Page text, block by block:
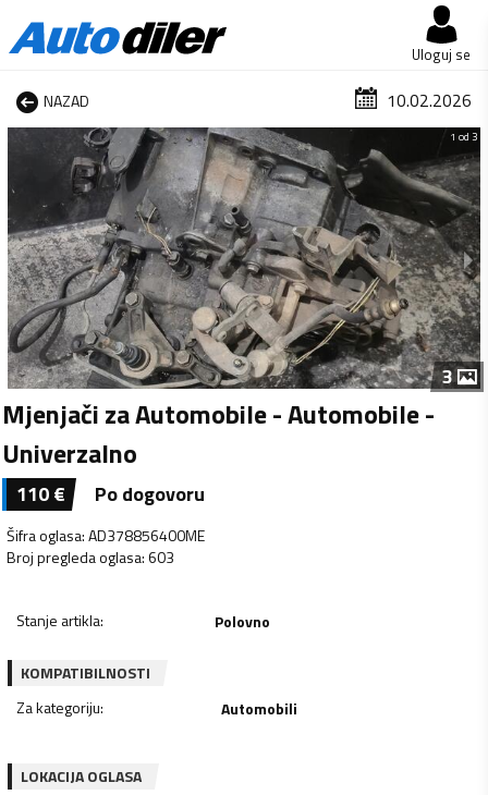
Uloguj se
NAZAD 10.02.2026
1 od 3
3
Mjenjači za Automobile - Automobile -
Univerzalno
110€ Po dogovoru
Šifra oglasa:AD378856400ME
Broj pregleda oglasa:603
Stanje artikla: Polovno
KOMPATIBILNOSTI
Za kategoriju: Automobili
LOKACIJA OGLASA